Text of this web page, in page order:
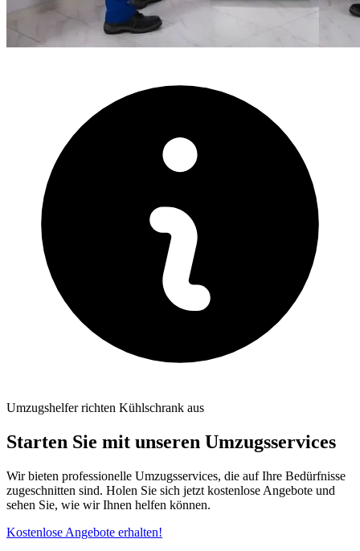
Umzugshelfer richten Kühlschrank aus
Starten Sie mit unseren Umzugsservices
Wir bieten professionelle Umzugsservices, die auf Ihre Bedürfnisse
zugeschnitten sind. Holen Sie sich jetzt kostenlose Angebote und
sehen Sie, wie wir Ihnen helfen können.
Kostenlose Angebote erhalten!